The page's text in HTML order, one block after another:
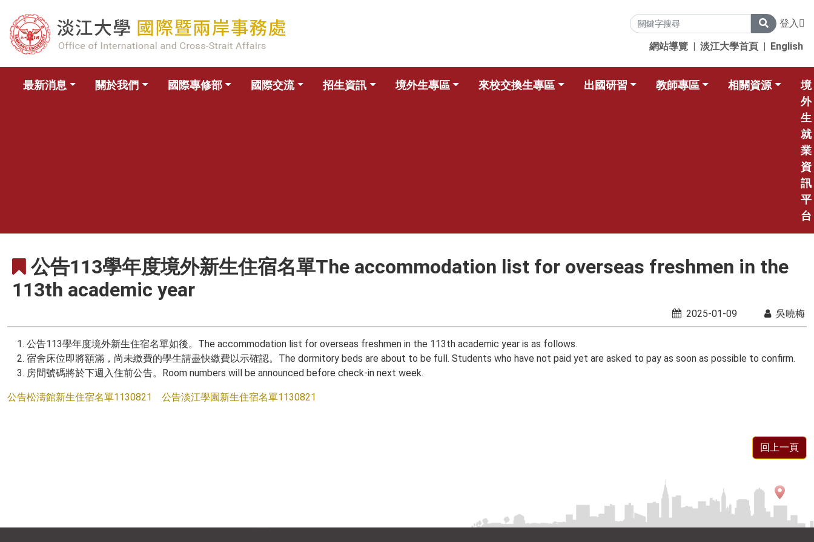
登入
網站導覽 | 淡江大學首頁 | English
最新消息 關於我們 國際專修部 國際交流 招生資訊 境外生專區 來校交換生專區 出國研習 教師專區 相關資源
境
外
生
就
業
資
訊
平
台
公告113學年度境外新生住宿名單The accommodation list for overseas freshmen in the
113th academic year
2025-01-09 吳曉梅
公告113學年度境外新生住宿名單如後。The accommodation list for overseas freshmen in the 113th academic year is as follows.
宿舍床位即將額滿，尚未繳費的學生請盡快繳費以示確認。The dormitory beds are about to be full. Students who have not paid yet are asked to pay as soon as possible to confirm.
房間號碼將於下週入住前公告。Room numbers will be announced before check-in next week.
公告松濤館新生住宿名單1130821 公告淡江學園新生住宿名單1130821
回上一頁